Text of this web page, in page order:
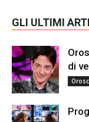
GLI ULTIMI
di